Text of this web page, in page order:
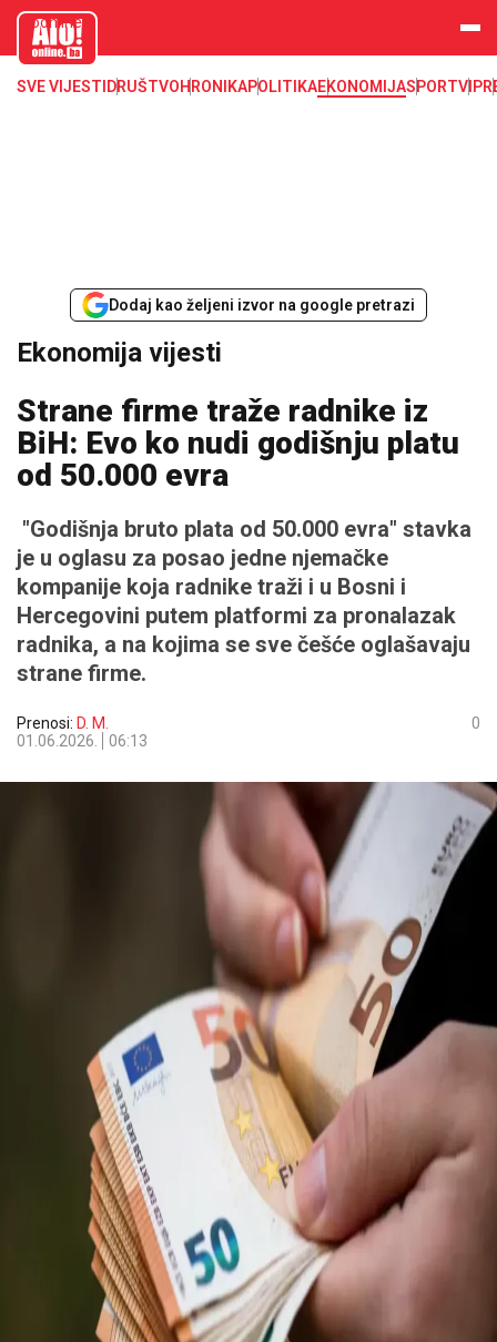
aloonline.b
SVE VIJESTI DRUŠTVOHRONIKAPOLITIKAEKONOMIJASPORTVIP
Dodaj kao željeni izvor na google pretrazi
Ekonomija vijesti
Strane firme traže radnike iz
BiH: Evo ko nudi godišnju platu
od 50.000 evra
"Godišnja bruto plata od 50.000 evra" stavka
je u oglasu za posao jedne njemačke
kompanije koja radnike traži i u Bosni i
Hercegovini putem platformi za pronalazak
radnika, a na kojima se sve češće oglašavaju
strane firme.
Prenosi: D. M.
01.06.2026.
06:13
0